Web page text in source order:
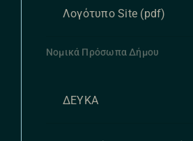
Λογότυπο Site (pdf)
Νομικά Πρόσωπα Δήμου
ΔΕΥΚΑ